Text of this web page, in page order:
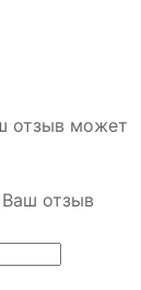
отзыв может
отзыв